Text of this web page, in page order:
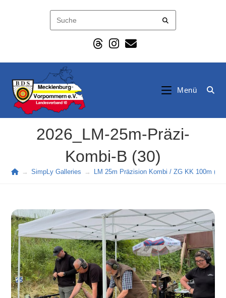
Menü
2026_LM-25m-Präzi-
Kombi-B (30)
→ SimpLy Galleries → LM 25m Präzision Kombi / ZG KK 100m